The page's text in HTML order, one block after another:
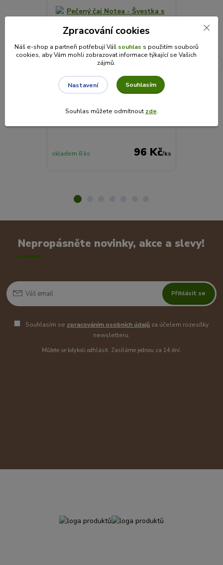
Pečený čaj Notea - Švestka s
badyánem 430ml
Pečený čaj s min. 50 % švestek a jemně
kořeněným badyánem. Čistý, bez kofeinu
96 Kč/ks
skladem 8 ks
Horká
Nepropásněte novinky, akce a slevy!
Přihlásit se
Souhlasím se zpracováním osobních údajů za účelem rozesílky
newsletteru.
Můžete se kdykoli odhlásit. Zasíláme jednou za 14 dní.
Zpracování cookies
Náš e-shop a partneři potřebují Váš souhlas s použitím souborů
cookies, aby Vám mohli zobrazovat informace týkající se Vašich
zájmů.
Nastavení Souhlasím
Souhlas můžete odmítnout zde.